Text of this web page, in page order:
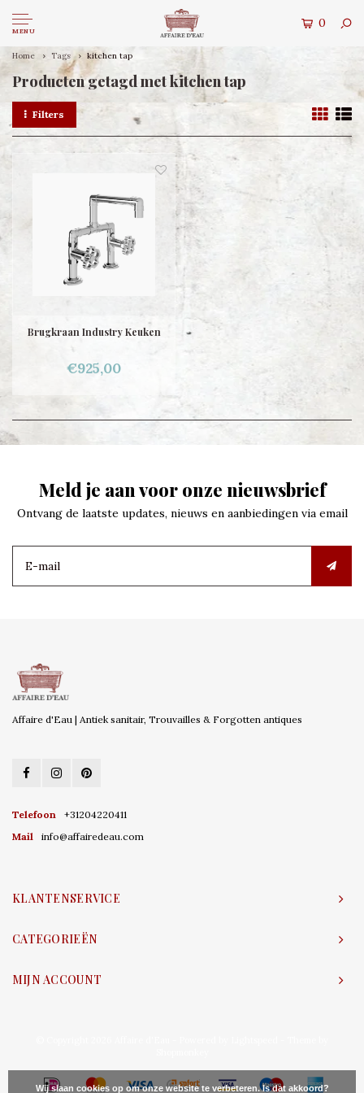
MENU
0
Home Tags kitchen tap
Producten getagd met kitchen tap
Filters
Brugkraan Industry Keuken
€925,00
Meld je aan voor onze nieuwsbrief
Ontvang de laatste updates, nieuws en aanbiedingen via email
Affaire d'Eau | Antiek sanitair, Trouvailles & Forgotten antiques
Telefoon
+31204220411
Mail
info@affairedeau.com
KLANTENSERVICE
CATEGORIEËN
MIJN ACCOUNT
Wij slaan cookies op om onze website te verbeteren. Is dat akkoord?